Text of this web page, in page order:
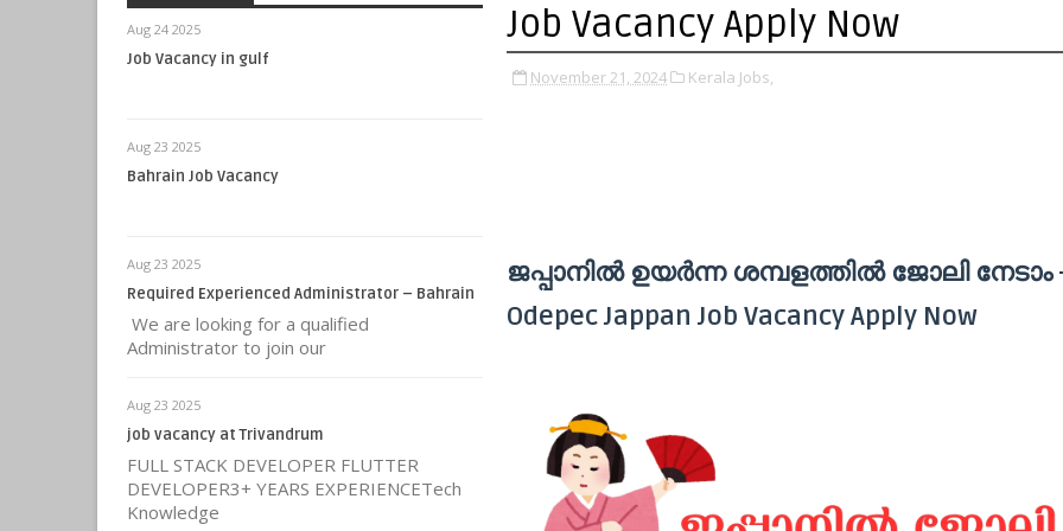
Aug 24 2025
Job Vacancy in gulf
Aug 23 2025
Bahrain Job Vacancy
Aug 23 2025
Required Experienced Administrator – Bahrain
We are looking for a qualified
Administrator to join our
Aug 23 2025
job vacancy at Trivandrum
FULL STACK DEVELOPER FLUTTER
DEVELOPER3+ YEARS EXPERIENCETech
Knowledge
Job Vacancy Apply Now
November 21, 2024 Kerala Jobs,
ജപ്പാനിൽ ഉയർന്ന ശമ്പളത്തിൽ ജോലി നേടാം
Odepec Jappan Job Vacancy Apply Now